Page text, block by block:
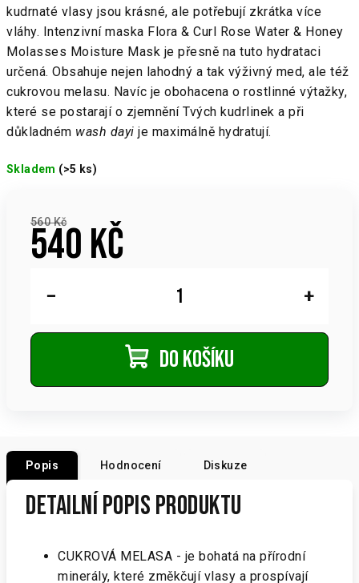
kudrnaté vlasy jsou krásné, ale potřebují zkrátka více
vláhy. Intenzivní maska Flora & Curl Rose Water & Honey
Molasses Moisture Mask je přesně na tuto hydrataci
určená. Obsahuje nejen lahodný a tak výživný med, ale též
cukrovou melasu. Navíc je obohacena o rostlinné výtažky,
které se postarají o zjemnění Tvých kudrlinek a při
důkladném wash dayi je maximálně hydratují.
Skladem (>5 ks)
560 Kč
540 Kč
+
−
Do košíku
Popis Hodnocení Diskuze
Detailní popis produktu
CUKROVÁ MELASA - je bohatá na přírodní
minerály, které změkčují vlasy a prospívají